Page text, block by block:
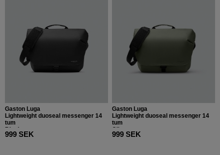
Gaston Luga
Lightweight duoseal messenger 14
tum
Black
999 SEK
Gaston Luga
Lightweight duoseal messenger 14
tum
Olive
999 SEK